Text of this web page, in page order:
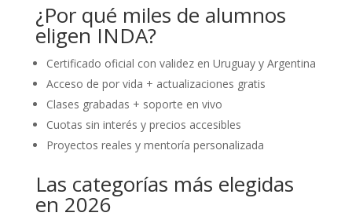
¿Por qué miles de alumnos
eligen INDA?
Certificado oficial con validez en Uruguay y Argentina
Acceso de por vida + actualizaciones gratis
Clases grabadas + soporte en vivo
Cuotas sin interés y precios accesibles
Proyectos reales y mentoría personalizada
Las categorías más elegidas
en 2026